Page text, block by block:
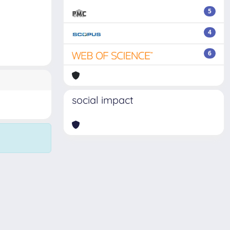
5
4
6
social impact